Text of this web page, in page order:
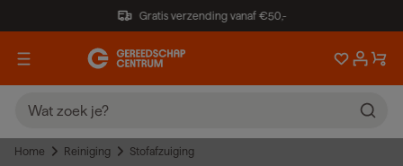
Gratis verzending vanaf €50,-
Home Reiniging Stofafzuiging